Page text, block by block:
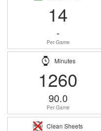
14
-
Per Game
Minutes
1260
90.0
Per Game
Clean Sheets